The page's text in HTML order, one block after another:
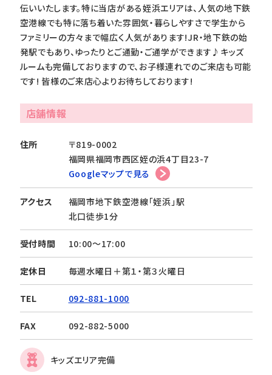
伝いいたします。特に当店がある姪浜エリアは、人気の地下鉄
空港線でも特に落ち着いた雰囲気・暮らしやすさで学生から
ファミリーの方々まで幅広く人気があります!JR・地下鉄の始
発駅でもあり、ゆったりとご通勤・ご通学ができます♪キッズ
ルームも完備しておりますので、お子様連れでのご来店も可能
です! 皆様のご来店心よりお待ちしております!
店舗情報
住所
〒819-0002
福岡県福岡市西区姪の浜4丁目23-7
Googleマップで見る
アクセス
福岡市地下鉄空港線「姪浜」駅
北口徒歩1分
受付時間 10:00～17:00
定休日 毎週水曜日＋第１・第３火曜日
TEL 092-881-1000
FAX 092-882-5000
キッズエリア完備